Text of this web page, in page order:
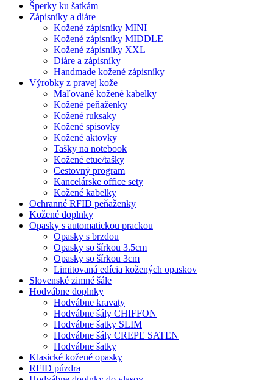
Šperky ku šatkám
Zápisníky a diáre
Kožené zápisníky MINI
Kožené zápisníky MIDDLE
Kožené zápisníky XXL
Diáre a zápisníky
Handmade kožené zápisníky
Výrobky z pravej kože
Maľované kožené kabelky
Kožené peňaženky
Kožené ruksaky
Kožené spisovky
Kožené aktovky
Tašky na notebook
Kožené etue/tašky
Cestovný program
Kancelárske office sety
Kožené kabelky
Ochranné RFID peňaženky
Kožené doplnky
Opasky s automatickou prackou
Opasky s brzdou
Opasky so šírkou 3.5cm
Opasky so šírkou 3cm
Limitovaná edícia kožených opaskov
Slovenské zimné šále
Hodvábne doplnky
Hodvábne kravaty
Hodvábne šály CHIFFON
Hodvábne šatky SLIM
Hodvábne šály CREPE SATEN
Hodvábne šatky
Klasické kožené opasky
RFID púzdra